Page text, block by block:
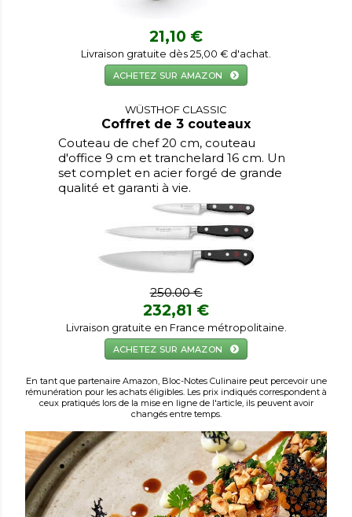
21,10 €
Livraison gratuite dès 25,00 € d'achat.
ACHETEZ SUR AMAZON
WÜSTHOF CLASSIC
Coffret de 3 couteaux
Couteau de chef 20 cm, couteau
d'office 9 cm et tranchelard 16 cm. Un
set complet en acier forgé de grande
qualité et garanti à vie.
250.00 €
232,81 €
Livraison gratuite en France métropolitaine.
ACHETEZ SUR AMAZON
En tant que partenaire Amazon, Bloc-Notes Culinaire peut percevoir une
rémunération pour les achats éligibles. Les prix indiqués correspondent à
ceux pratiqués lors de la mise en ligne de l'article, ils peuvent avoir
changés entre temps.